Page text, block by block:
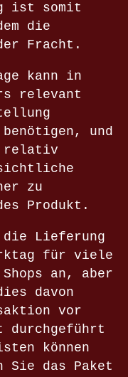
ist somit
die
Fracht.
kann in
relevant
und
relativ
zu
Produkt.
die Lieferung
für viele
an, aber
davon
vor
durchgeführt
können
Sie das Paket